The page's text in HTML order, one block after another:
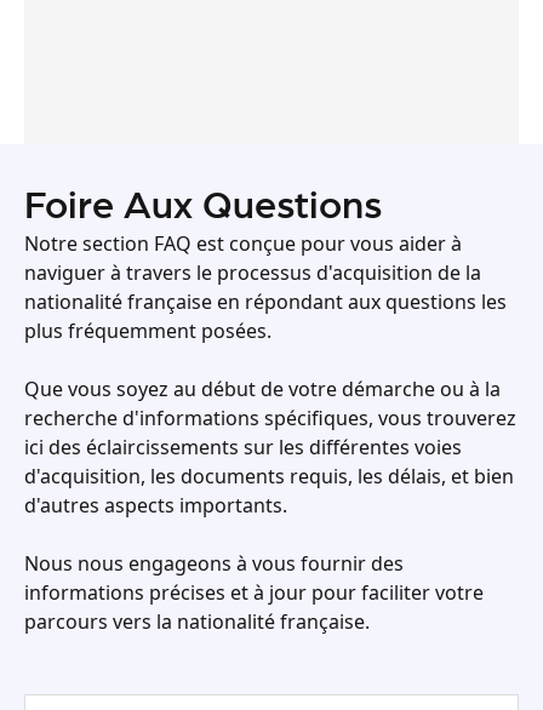
Foire Aux Questions
Notre section FAQ est conçue pour vous aider à
naviguer à travers le processus d'acquisition de la
nationalité française en répondant aux questions les
plus fréquemment posées.
Que vous soyez au début de votre démarche ou à la
recherche d'informations spécifiques, vous trouverez
ici des éclaircissements sur les différentes voies
d'acquisition, les documents requis, les délais, et bien
d'autres aspects importants.
Nous nous engageons à vous fournir des
informations précises et à jour pour faciliter votre
parcours vers la nationalité française.